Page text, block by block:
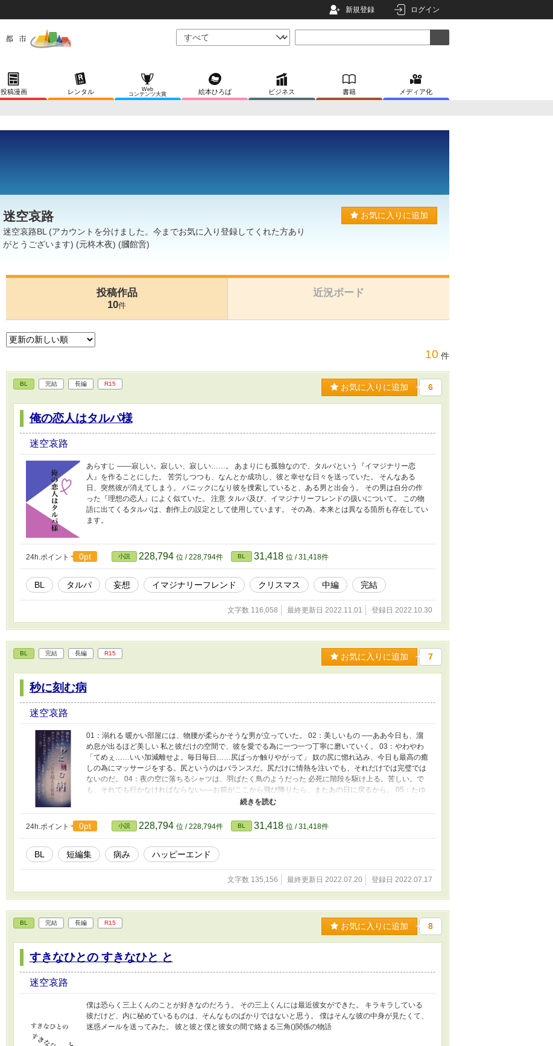
新規登録 ログイン
投稿漫画 レンタル
Web
コンテンツ大賞
絵本ひろば ビジネス 書籍 メディア化
迷空哀路
迷空哀路BL (アカウントを分けました。今までお気に入り登録してくれた方あり
がとうございます) (元柊木夜) (膕館啻)
お気に入りに追加
投稿作品
10件
近況ボード
10 件
BL 完結 長編 R15 お気に入りに追加 6
俺の恋人はタルパ様
迷空哀路
あらすじ ——寂しい。寂しい、寂しい……。 あまりにも孤独なので、タルパという『イマジナリー恋
人』を作ることにした。 苦労しつつも、なんとか成功し、彼と幸せな日々を送っていた。 そんなある
日、突然彼が消えてしまう。 パニックになり彼を捜索していると、ある男と出会う。 その男は自分の作
った『理想の恋人』によく似ていた。 注意 タルパ及び、イマジナリーフレンドの扱いについて。 この物
語に出てくるタルパは、創作上の設定として使用しています。 その為、本来とは異なる箇所も存在してい
ます。
24h.ポイント 0pt 小説 228,794 位 / 228,794件 BL 31,418 位 / 31,418件
BL タルパ 妄想 イマジナリーフレンド クリスマス 中編 完結
文字数 116,058 最終更新日 2022.11.01 登録日 2022.10.30
BL 完結 長編 R15 お気に入りに追加 7
秒に刻む病
迷空哀路
01：溺れる 暖かい部屋には、物腰が柔らかそうな男が立っていた。 02：美しいもの ──ああ今日も、溜
め息が出るほど美しい 私と彼だけの空間で、彼を愛でる為に一つ一つ丁寧に磨いていく。 03：やわやわ
「てめぇ……いい加減離せよ。毎日毎日……尻ばっか触りやがって」 奴の尻に惚れ込み、今日も最高の癒
しの為にマッサージをする。尻というのはバランスだ。尻だけに情熱を注いでも、それだけでは完璧では
ないのだ。 04：夜の空に落ちるシャツは、羽ばたく鳥のようだった 必死に階段を駆け上る。苦しい。で
も、それでも行かなければならない──お前がここから飛び降りたら、またあの日に戻るから。 05：たゆ
たう 体は暖かい水の中に浮かんでいるように気持ちいい。 波に揺られているのか、少しだけ体が左右に
動くだけで、それ以外は何もなかった。 06：これがあの例の部屋ですか ──例の部屋。それだけ言えば、
分かる人には全て伝わります。 興奮するオタクの横で、例の部屋とやらの実験に付き合わされる俺。ずっ
と過ごしていると段々こいつが格好良く見えてくるなんて……ことは錯覚に違いない。 07：じゃあこんな
園』──このホストクラブには神がいる 花屋である俺は信者であることを隠しながら、店に配達しに行
めて会ったあの日から、俺に惚れてるんだよ」 09：君を手に入れる方法 本音を見せない執事に痺れを切
らして、催眠術に手を出してみた。彼の本心が知りたいのに、なかなか上手くいかない。 「貴方は、私と
いう存在により狂ってしまったのですよ」 10：刻 分からない。分からない、分からない……。 どうして
この男を殴っているのか、どうしてこんなに憎たらしいのか。 どうしてこんなに、死にたいのか。 ──汚
い体だ。細かい傷。昔からある傷。俺が付けた傷。昨日にはなかった傷。今から付ける傷。 11：すくう
暖かい部屋で、優しい人が隣にいる。 何も求められないし、何もしなくていい。ただただこの部屋は静か
で、平和だった。 00：こんな出会いとか、好きですか？ 寂れた喫茶店で、今日も飲まれることのないコ
ーヒーを作っている。 雨の日は特に期待値が低い。早めに店を閉めようかと思っていたら、派手な若者が
入ってきた。当然こんな客を見るのは初めてだ。 どうしてなのか、どういう感情なのか自分でも分からな
いけど……彼のことが気になっていた。 ０を超えた世界で １、ごっこ遊び ２、角砂糖を一つ落として
24h.ポイント 0pt 小説 228,794 位 / 228,794件 BL 31,418 位 / 31,418件
BL 短編集 病み ハッピーエンド
文字数 135,156 最終更新日 2022.07.20 登録日 2022.07.17
BL 完結 長編 R15 お気に入りに追加 8
すきなひとの すきなひと と
迷空哀路
僕は恐らく三上くんのことが好きなのだろう。 その三上くんには最近彼女ができた。 キラキラしている
彼だけど、内に秘めているものは、そんなものばかりではないと思う。 僕はそんな彼の中身が見たくて、
迷惑メールを送ってみた。 彼と彼と僕と彼女の間で絡まる三角()関係の物語